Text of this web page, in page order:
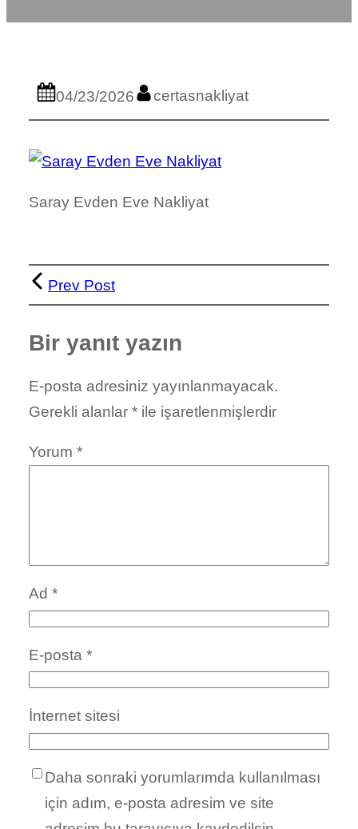
04/23/2026 certasnakliyat
Saray Evden Eve Nakliyat
Prev Post
Bir yanıt yazın
E-posta adresiniz yayınlanmayacak.
Gerekli alanlar * ile işaretlenmişlerdir
Yorum *
Ad *
E-posta *
İnternet sitesi
Daha sonraki yorumlarımda kullanılması
için adım, e-posta adresim ve site